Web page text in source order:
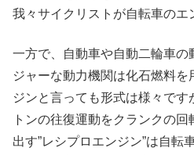
我々サイクリストが自転車のエ
一方で、自動車や自動二輪車の
ジャーな動力機関は化石燃料
ジンと言っても形式は様々です
トンの往復運動をクランクの
出す”レシプロエンジン”は自転